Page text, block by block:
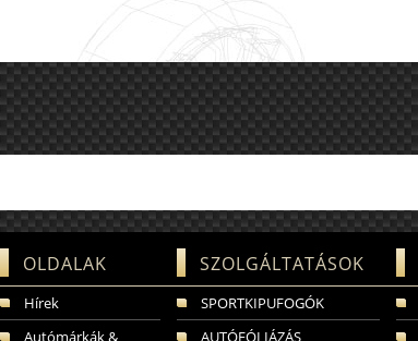
OLDALAK SZOLGÁLTATÁSOK
Hírek
Autómárkák &
SPORTKIPUFOGÓK
AUTÓFÓLIÁZÁS